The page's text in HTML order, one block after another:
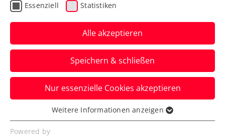
LAYJET-OPEN: Novak
verpasst unglücklich
seinen größten
Karriereerfolg
Das ÖTV-Ass unterliegt beim ATP-
Challenger in Bad Waltersdorf nach klarer
Führung im Finale.
Essenziell Statistiken
Alle akzeptieren
Speichern & schließen
Nur essenzielle Cookies akzeptieren
Essenziell
Essenzielle Cookies werden für grundlegende
Weitere Informationen anzeigen
Powered by